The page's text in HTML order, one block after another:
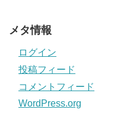
メタ情報
ログイン
投稿フィード
コメントフィード
WordPress.org